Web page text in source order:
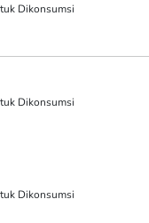
Dikonsumsi
Dikonsumsi
Dikonsumsi